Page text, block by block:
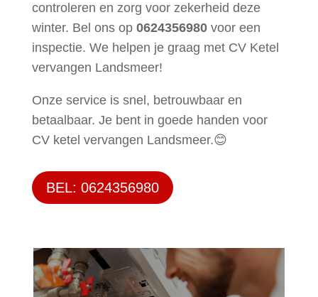
controleren en zorg voor zekerheid deze
winter. Bel ons op 0624356980voor een
inspectie. We helpen je graag met CV Ketel
vervangen Landsmeer!
Onze service is snel, betrouwbaar en
betaalbaar. Je bent in goede handen voor
CV ketel vervangen Landsmeer.😊
BEL: 0624356980